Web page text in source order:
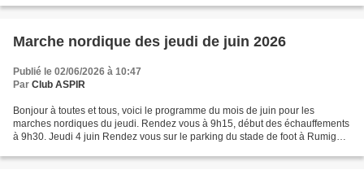
Marche nordique des jeudi de juin 2026
Publié le 02/06/2026 à 10:47
Par Club ASPIR
Bonjour à toutes et tous, voici le programme du mois de juin pour les
marches nordiques du jeudi. Rendez vous à 9h15, début des échauffements
à 9h30. Jeudi 4 juin Rendez vous sur le parking du stade de foot à Rumigny